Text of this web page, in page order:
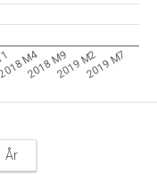
M4
2018 M92019 M22019 M7
År